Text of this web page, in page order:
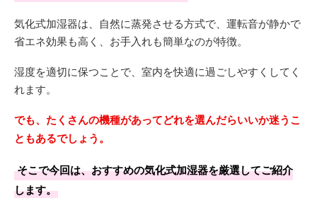
気化式加湿器は、自然に蒸発させる方式で、運転音が静かで
省エネ効果も高く、お手入れも簡単なのが特徴。
湿度を適切に保つことで、室内を快適に過ごしやすくしてく
れます。
でも、たくさんの機種があってどれを選んだらいいか迷うこ
ともあるでしょう。
そこで今回は、おすすめの気化式加湿器を厳選してご紹介
します。